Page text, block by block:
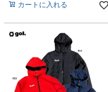
カートに入れる